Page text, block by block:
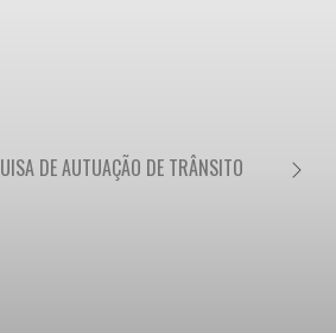
DE AUTUAÇÃO DE TRÂNSITO